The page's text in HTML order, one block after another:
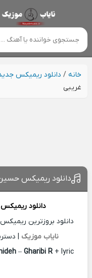
خانه/ دانلود ریمیکس
غریبی
دانلود ریمیکس حسین
دانلود
دانلود بروزترین
نایاب موزیک |
– Gharibi R+ lyric